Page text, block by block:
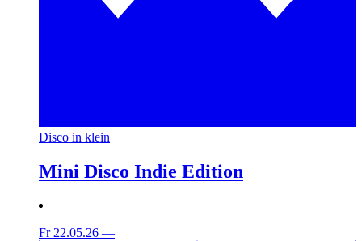
Disco in klein
Mini Disco Indie Edition
Fr 22.05.26 —